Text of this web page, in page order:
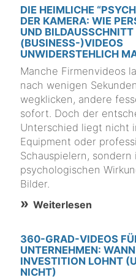
DIE HEIMLICHE
DER KAMERA: WIE
UND BILDAUSSCHNITT
(BUSINESS-)VIDEOS
UNWIDERSTEHLICH
Manche Firmenvideos
nach wenigen Sekunden
wegklicken, andere
sofort. Doch der
Unterschied liegt nicht
Equipment oder
Schauspielern, sondern
psychologischen
Bilder.
Weiterlesen
360-GRAD-VIDEOS
UNTERNEHMEN:
INVESTITION LOHNT
NICHT)